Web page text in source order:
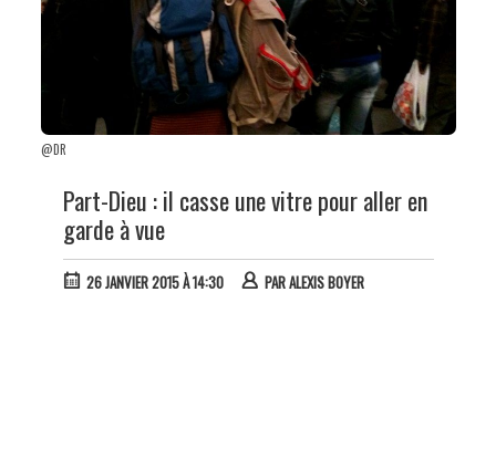
@DR
Part-Dieu : il casse une vitre pour aller en
garde à vue
26 JANVIER 2015 À 14:30 PARALEXIS BOYER